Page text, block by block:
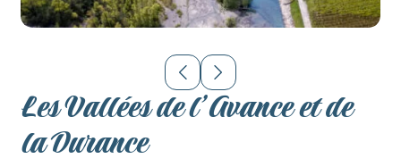
Les Vallées de l’Avance et de
la Durance